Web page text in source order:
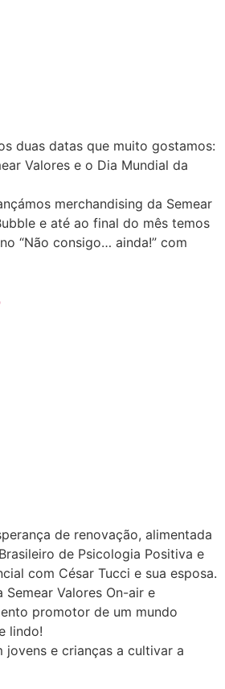
duas datas que muito gostamos:
Valores e o Dia Mundial da
merchandising da Semear
e até ao final do mês temos
“Não consigo… ainda!” com
de renovação, alimentada
de Psicologia Positiva e
com César Tucci e sua esposa.
Semear Valores On-air e
promotor de um mundo
lindo!
jovens e crianças a cultivar a